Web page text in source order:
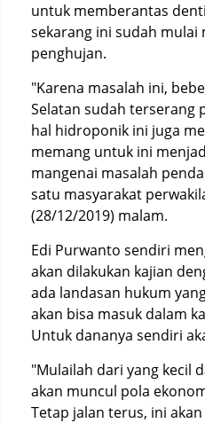
untuk memberantas
sekarang ini sudah mulai
penghujan.
"Karena masalah ini,
Selatan sudah terserang
hal hidroponik ini juga
memang untuk ini
mangenai masalah
satu masyarakat
(28/12/2019) malam.
Edi Purwanto sendiri
akan dilakukan kajian
ada landasan hukum
akan bisa masuk dalam
Untuk dananya sendiri
"Mulailah dari yang kecil
akan muncul pola
Tetap jalan terus, ini